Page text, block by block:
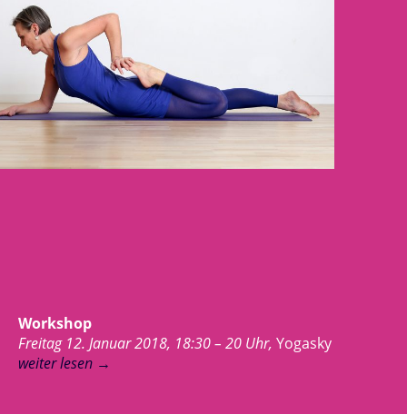
Workshop
Freitag 12. Januar 2018, 18:30 – 20 Uhr, Yogasky
weiter lesen →